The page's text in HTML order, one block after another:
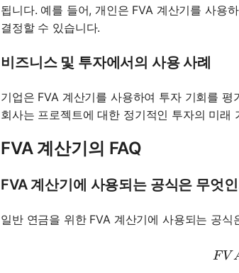
됩니다. 예를 들어, 개인은 FVA 계산기를 사용
결정할 수 있습니다.
비즈니스 및 투자에서의 사용 사례
기업은 FVA 계산기를 사용하여 투자 기회를
회사는 프로젝트에 대한 정기적인 투자의 미
FVA 계산기의 FAQ
FVA 계산기에 사용되는 공식은 무엇
일반 연금을 위한 FVA 계산기에 사용되는 공식
F V